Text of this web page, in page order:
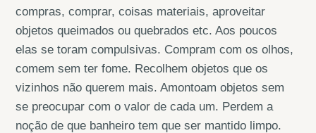
compras, comprar, coisas materiais, aproveitar
objetos queimados ou quebrados etc. Aos poucos
elas se toram compulsivas. Compram com os olhos,
comem sem ter fome. Recolhem objetos que os
vizinhos não querem mais. Amontoam objetos sem
se preocupar com o valor de cada um. Perdem a
noção de que banheiro tem que ser mantido limpo.